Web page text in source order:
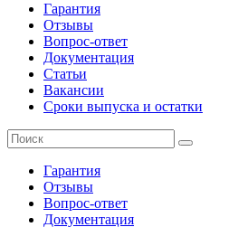
Гарантия
Отзывы
Вопрос-ответ
Документация
Статьи
Вакансии
Сроки выпуска и остатки
Гарантия
Отзывы
Вопрос-ответ
Документация